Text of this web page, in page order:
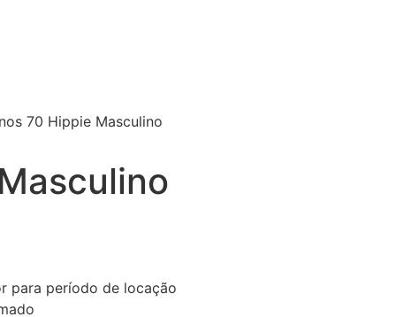
70 Hippie Masculino
para período de locação